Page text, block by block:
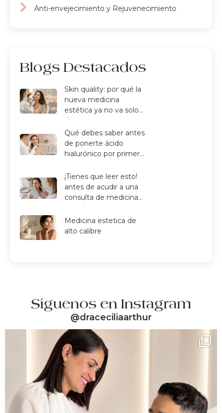
Anti-envejecimiento y Rejuvenecimiento
Blogs Destacados
Skin quality: por qué la
nueva medicina
estética ya no va solo
de arrugas
Qué debes saber antes
de ponerte ácido
hialurónico por primera
¡Tienes que leer esto!
antes de acudir a una
consulta de medicina
estetica
Medicina estetica de
alto calibre
Síguenos en Instagram
@draceciliaarthur